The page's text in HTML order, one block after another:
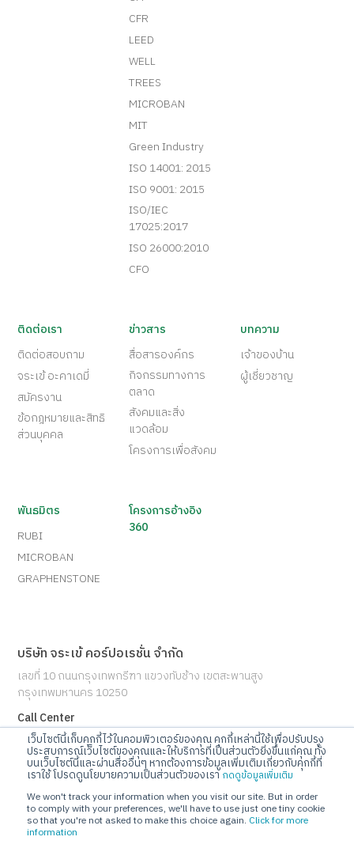
เว็บไซต์นี้เก็บคุกกี้ไว้ในคอมพิวเตอร์ของคุณ คุกกี้เหล่านี้ใช้เพื่อปรับปรุง
ประสบการณ์เว็บไซต์ของคุณและให้บริการที่เป็นส่วนตัวยิ่งขึ้นแก่คุณ ทั้ง
บนเว็บไซต์นี้และผ่านสื่ออื่นๆ หากต้องการข้อมูลเพิ่มเติมเกี่ยวกับคุกกี้ที่
เราใช้ โปรดดูนโยบายความเป็นส่วนตัวของเรากดดูข้อมูลเพิ่มเติม
We won't track your information when you visit our site. But in order
to comply with your preferences, we'll have to use just one tiny cookie
so that you're not asked to make this choice again. Click for more
information
CFR
LEED
WELL
TREES
MICROBAN
MIT
Green Industry
ISO 14001: 2015
ISO 9001: 2015
ISO/IEC
17025:2017
ISO 26000:2010
CFO
ติดต่อเรา
ติดต่อสอบถาม
จระเข้ อะคาเดมี่
สมัครงาน
ข้อกฎหมายและสิทธิ
ส่วนบุคคล
ข่าวสาร
สื่อสารองค์กร
กิจกรรมทางการ
ตลาด
สังคมและสิ่ง
แวดล้อม
โครงการเพื่อสังคม
บทความ
เจ้าของบ้าน
ผู้เชี่ยวชาญ
พันธมิตร
RUBI
MICROBAN
GRAPHENSTONE
โครงการอ้างอิง
360
บริษัท จระเข้ คอร์ปอเรชั่น จำกัด
เลขที่ 10 ถนนกรุงเทพกรีฑา แขวงทับช้าง เขตสะพานสูง
กรุงเทพมหานคร 10250
Call Center
โทร 02-720-1112
E-mail
info@jorakay.co.th
Social